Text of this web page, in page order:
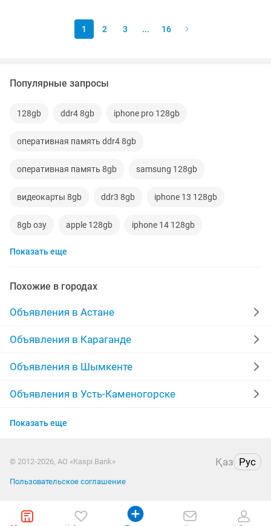
1 2 3 ... 16
Популярные запросы
128gb ddr4 8gb iphone pro 128gb
оперативная память ddr4 8gb
оперативная память 8gb samsung 128gb
видеокарты 8gb ddr3 8gb iphone 13 128gb
8gb озу apple 128gb iphone 14 128gb
озу ddr4 8gb
видеокарта 8gb ddr4 8gb 3200
asus 8gb iphone7 128gb
Показать еще
Похожие в городах
Объявления в Астане
Объявления в Караганде
Объявления в Шымкенте
Объявления в Усть-Каменогорске
Объявления в Актобе
Объявления в Таразе
Объявления в Павлодаре
Показать еще
© 2012-2026, АО «Kaspi Bank» Қаз Рус
Пользовательское соглашение